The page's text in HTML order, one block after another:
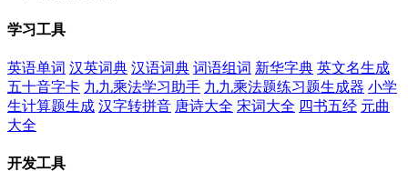
学习工具
英语单词 汉英词典 汉语词典 词语组词 新华字典 英文名生成
五十音字卡 九九乘法学习助手 九九乘法题练习题生成器 小学
生计算题生成 汉字转拼音 唐诗大全 宋词大全 四书五经 元曲
大全
开发工具